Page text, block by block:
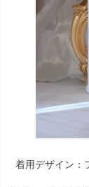
着用デザイン：